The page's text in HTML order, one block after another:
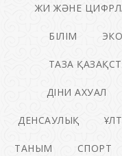
ЖИ ЖӘНЕ
БІЛІМ
ТАЗА
ДІНИ АХУАЛ
ДЕНСАУЛЫҚ
ТАНЫМ СПОРТ